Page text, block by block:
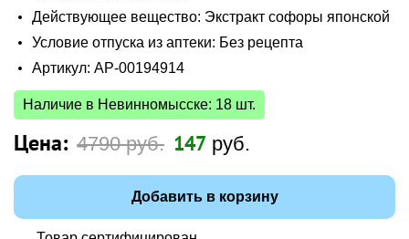
Действующее вещество: Экстракт софоры японской
Условие отпуска из аптеки: Без рецепта
Артикул: AP-00194914
Наличие в Невинномысске: 18 шт.
Цена: 4790 руб. 147 руб.
Добавить в корзину